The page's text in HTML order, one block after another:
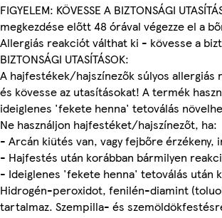
FIGYELEM: KÖVESSE A BIZTONSÁGI
megkezdése előtt 48 órával végezze el a
Allergiás reakciót válthat ki - kövesse a
BIZTONSÁGI UTASÍTÁSOK:
A hajfestékek/hajszínezők súlyos
és kövesse az utasításokat! A termék
ideiglenes 'fekete henna' tetoválás
Ne használjon hajfestéket/hajszínezőt, ha:
- Arcán kiütés van, vagy fejbőre
- Hajfestés után korábban bármilyen
- Ideiglenes 'fekete henna' tetoválás után
Hidrogén-peroxidot, fenilén-diamint
tartalmaz. Szempilla- és